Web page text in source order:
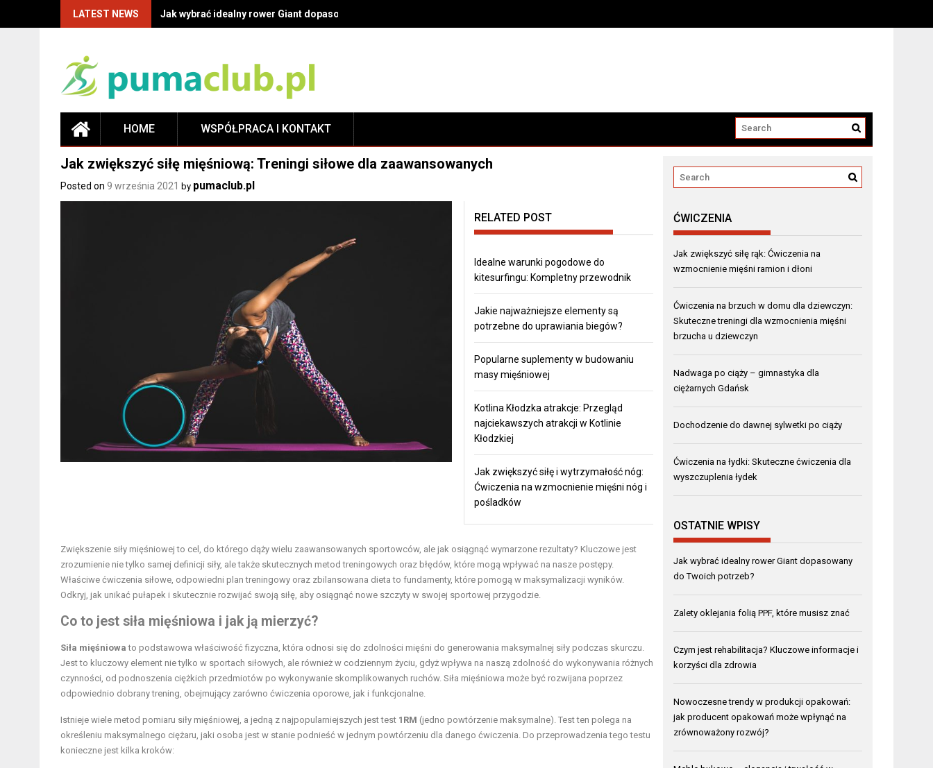
LATEST NEWS Jak wybrać idealny rower Giant dopasowany do Twoich potrzeb?
HOME WSPÓŁPRACA I KONTAKT
Jak zwiększyć siłę mięśniową: Treningi siłowe dla zaawansowanych
Posted on 9 września 2021 by pumaclub.pl
RELATED POST
Idealne warunki pogodowe do
kitesurfingu: Kompletny przewodnik
Jakie najważniejsze elementy są
potrzebne do uprawiania biegów?
Popularne suplementy w budowaniu
masy mięśniowej
Kotlina Kłodzka atrakcje: Przegląd
najciekawszych atrakcji w Kotlinie
Kłodzkiej
Jak zwiększyć siłę i wytrzymałość nóg:
Ćwiczenia na wzmocnienie mięśni nóg i
pośladków
Zwiększenie siły mięśniowej to cel, do którego dąży wielu zaawansowanych sportowców, ale jak osiągnąć wymarzone rezultaty? Kluczowe jest
zrozumienie nie tylko samej definicji siły, ale także skutecznych metod treningowych oraz błędów, które mogą wpływać na nasze postępy.
Właściwe ćwiczenia siłowe, odpowiedni plan treningowy oraz zbilansowana dieta to fundamenty, które pomogą w maksymalizacji wyników.
Odkryj, jak unikać pułapek i skutecznie rozwijać swoją siłę, aby osiągnąć nowe szczyty w swojej sportowej przygodzie.
Co to jest siła mięśniowa i jak ją mierzyć?
Siła mięśniowa to podstawowa właściwość fizyczna, która odnosi się do zdolności mięśni do generowania maksymalnej siły podczas skurczu.
Jest to kluczowy element nie tylko w sportach siłowych, ale również w codziennym życiu, gdyż wpływa na naszą zdolność do wykonywania różnych
czynności, od podnoszenia ciężkich przedmiotów po wykonywanie skomplikowanych ruchów. Siła mięśniowa może być rozwijana poprzez
odpowiednio dobrany trening, obejmujący zarówno ćwiczenia oporowe, jak i funkcjonalne.
Istnieje wiele metod pomiaru siły mięśniowej, a jedną z najpopularniejszych jest test 1RM (jedno powtórzenie maksymalne). Test ten polega na
określeniu maksymalnego ciężaru, jaki osoba jest w stanie podnieść w jednym powtórzeniu dla danego ćwiczenia. Do przeprowadzenia tego testu
konieczne jest kilka kroków:
ĆWICZENIA
Jak zwiększyć siłę rąk: Ćwiczenia na
wzmocnienie mięśni ramion i dłoni
Ćwiczenia na brzuch w domu dla dziewczyn:
Skuteczne treningi dla wzmocnienia mięśni
brzucha u dziewczyn
Nadwaga po ciąży – gimnastyka dla
ciężarnych Gdańsk
Dochodzenie do dawnej sylwetki po ciąży
Ćwiczenia na łydki: Skuteczne ćwiczenia dla
wyszczuplenia łydek
OSTATNIE WPISY
Jak wybrać idealny rower Giant dopasowany
do Twoich potrzeb?
Zalety oklejania folią PPF, które musisz znać
Czym jest rehabilitacja? Kluczowe informacje i
korzyści dla zdrowia
Nowoczesne trendy w produkcji opakowań:
jak producent opakowań może wpłynąć na
zrównoważony rozwój?